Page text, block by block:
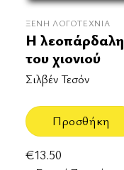
ΞΈΝΗ ΛΟΓΟΤΕΧΝΊΑ
Η λεοπάρδαλη
του χιονιού
Σιλβέν Τεσόν
Προσθήκη
€13.50